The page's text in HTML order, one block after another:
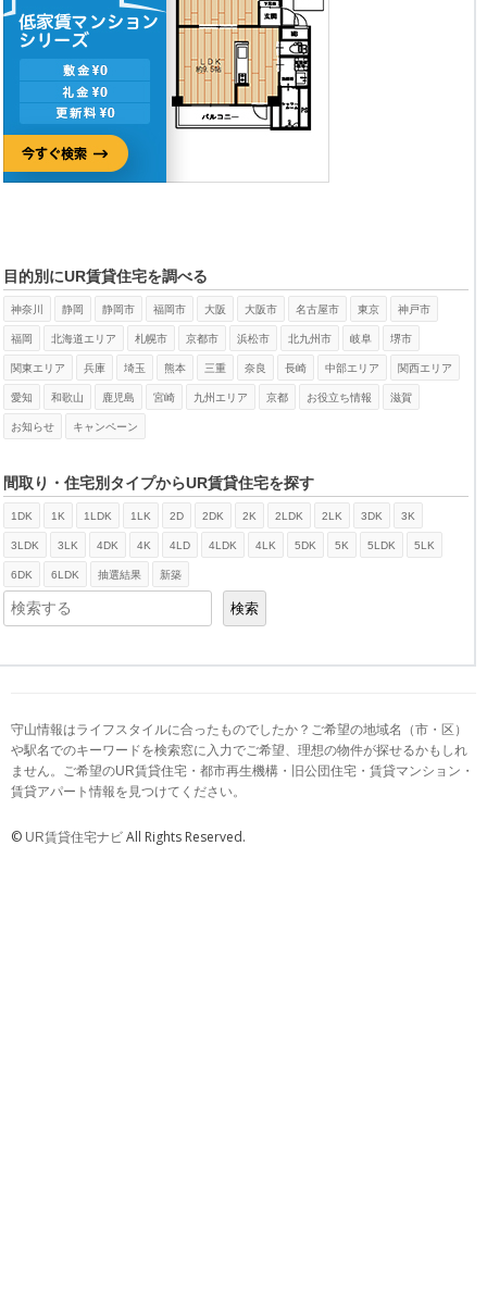
目的別にUR賃貸住宅を調べる
神奈川 静岡 静岡市 福岡市 大阪 大阪市 名古屋市 東京 神戸市
福岡 北海道エリア 札幌市 京都市 浜松市 北九州市 岐阜 堺市
関東エリア 兵庫 埼玉 熊本 三重 奈良 長崎 中部エリア 関西エリア
愛知 和歌山 鹿児島 宮崎 九州エリア 京都 お役立ち情報 滋賀
お知らせ キャンペーン
間取り・住宅別タイプからUR賃貸住宅を探す
1DK 1K 1LDK 1LK 2D 2DK 2K 2LDK 2LK 3DK 3K
3LDK 3LK 4DK 4K 4LD 4LDK 4LK 5DK 5K 5LDK 5LK
6DK 6LDK 抽選結果 新築
検索
検索
守山情報はライフスタイルに合ったものでしたか？ご希望の地域名（市・区）
や駅名でのキーワードを検索窓に入力でご希望、理想の物件が探せるかもしれ
ません。ご希望のUR賃貸住宅・都市再生機構・旧公団住宅・賃貸マンション・
賃貸アパート情報を見つけてください。
© UR賃貸住宅ナビ All Rights Reserved.